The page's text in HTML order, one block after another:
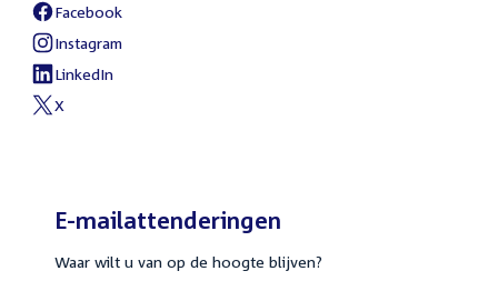
External
link:
Facebook
External
link:
Instagram
External
link:
LinkedIn
External
X
E-mailattenderingen
Waar wilt u van op de hoogte blijven?